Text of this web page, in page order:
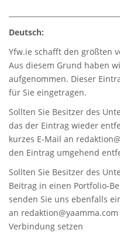
Deutsch:
Yfw.ie schafft den größten
Aus diesem Grund haben
aufgenommen. Dieser
für Sie eingetragen.
Sollten Sie Besitzer des
das der Eintrag wieder
kurzes E-Mail an
den Eintrag umgehend
Sollten Sie Besitzer des
Beitrag in einen Portfolio-
senden Sie uns ebenfalls
an redaktion@yaamma.com
Verbindung setzen